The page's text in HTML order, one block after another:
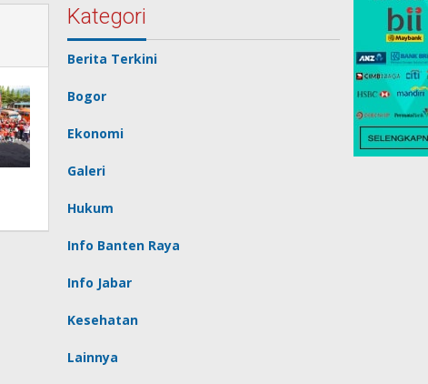
Kategori
Berita Terkini
Bogor
Ekonomi
Galeri
Hukum
Info Banten Raya
Info Jabar
Kesehatan
Lainnya